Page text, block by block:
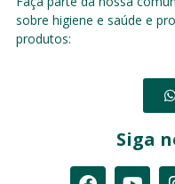
sobre higiene e saúde e
produtos:
Siga